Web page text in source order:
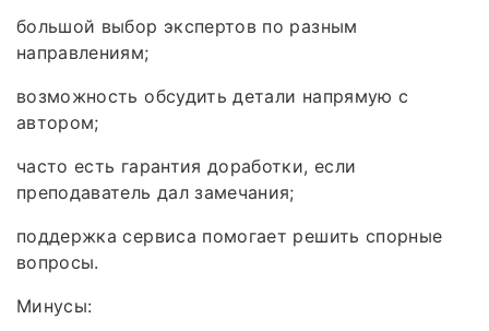
большой выбор экспертов по разным
направлениям;
возможность обсудить детали напрямую с
автором;
часто есть гарантия доработки, если
преподаватель дал замечания;
поддержка сервиса помогает решить спорные
вопросы.
Минусы: